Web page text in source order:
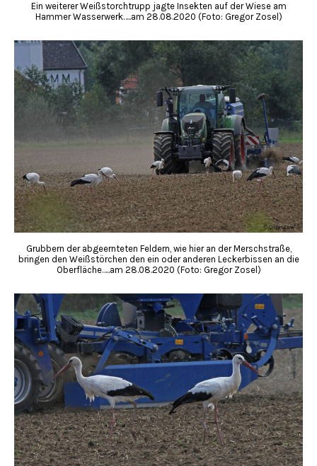
Ein weiterer Weißstorchtrupp jagte Insekten auf der Wiese am
Hammer Wasserwerk…..am 28.08.2020 (Foto: Gregor Zosel)
Grubbern der abgeernteten Feldern, wie hier an der Merschstraße,
bringen den Weißstörchen den ein oder anderen Leckerbissen an die
Oberfläche…..am 28.08.2020 (Foto: Gregor Zosel)